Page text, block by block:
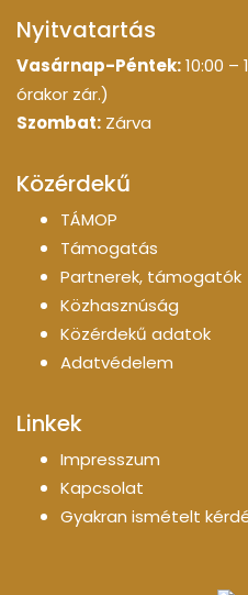
Nyitvatartás
Vasárnap-Péntek:10:00 –
órakor zár.)
Szombat: Zárva
Közérdekű
TÁMOP
Támogatás
Partnerek, támogatók
Közhasznúság
Közérdekű adatok
Adatvédelem
Linkek
Impresszum
Kapcsolat
Gyakran ismételt